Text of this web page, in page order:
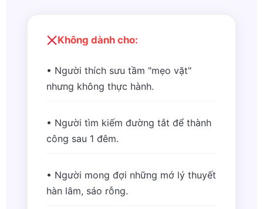
Không dành cho:
• Người thích sưu tầm "mẹo vặt"
nhưng không thực hành.
• Người tìm kiếm đường tắt để thành
công sau 1 đêm.
• Người mong đợi những mớ lý thuyết
hàn lâm, sáo rỗng.